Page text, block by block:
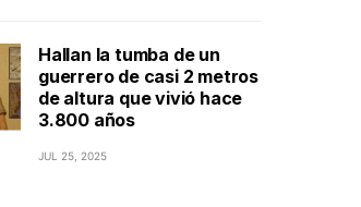
Hallan la tumba de un
guerrero de casi 2 metros
de altura que vivió hace
3.800 años
JUL 25, 2025